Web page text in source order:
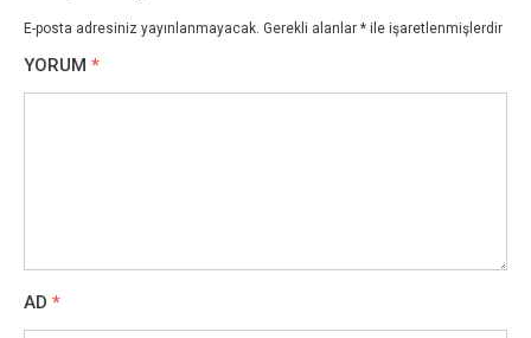
E-posta adresiniz yayınlanmayacak. Gerekli alanlar * ile işaretlenmişlerdir
YORUM *
AD *